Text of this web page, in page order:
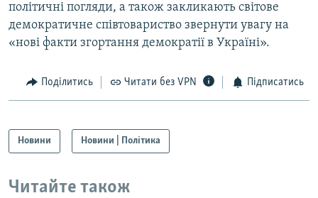
політичні погляди, а також закликають світове
демократичне співтовариство звернути увагу на
«нові факти згортання демократії в Україні».
Поділитись Читати без VPN Підписатись
Новини Новини | Політика
Читайте також